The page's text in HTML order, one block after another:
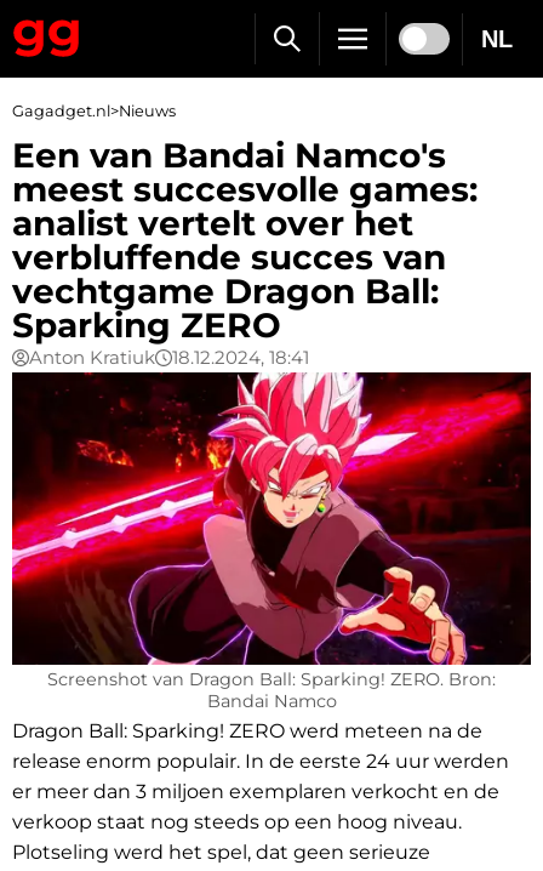
NL
Gagadget.nl>Nieuws
Een van Bandai Namco's
meest succesvolle games:
analist vertelt over het
verbluffende succes van
vechtgame Dragon Ball:
Sparking ZERO
Anton Kratiuk 18.12.2024, 18:41
Screenshot van Dragon Ball: Sparking! ZERO. Bron:
Bandai Namco
Dragon Ball: Sparking! ZERO werd meteen na de
release enorm populair. In de eerste 24 uur werden
er meer dan 3 miljoen exemplaren verkocht en de
verkoop staat nog steeds op een hoog niveau.
Plotseling werd het spel, dat geen serieuze